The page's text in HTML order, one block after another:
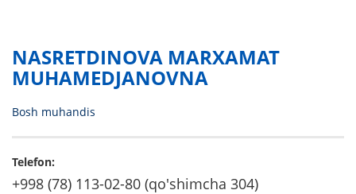
NASRETDINOVA MARXAMAT
MUHAMEDJANOVNA
Bosh muhandis
Telefon:
+998 (78) 113-02-80 (qo'shimcha 304)